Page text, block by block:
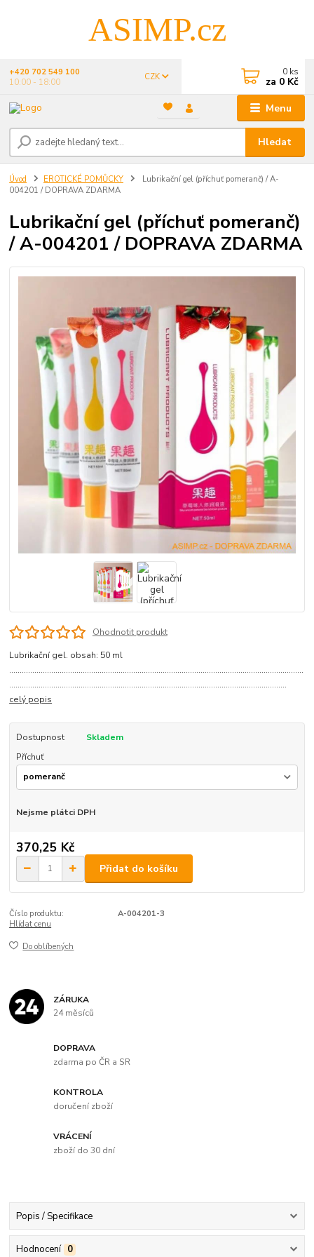
ASIMP.cz
Menu
CZK
Hledat
+420 702 549 100
10:00 - 18:00
0 ks
za 0 Kč
Úvod EROTICKÉ POMŮCKY
Lubrikační gel (příchuť pomeranč) / A-
004201 / DOPRAVA ZDARMA
Lubrikační gel (příchuť pomeranč)
/ A-004201 / DOPRAVA ZDARMA
Ohodnotit produkt
Lubrikační gel. obsah: 50 ml
............................................................................................................................................
....................................................................................................................................
celý popis
Dostupnost
Skladem
Příchuť
Nejsme plátci DPH
370,25 Kč
Přidat do košíku
Číslo produktu:
A-004201-3
Hlídat cenu
Do oblíbených
ZÁRUKA
24 měsíců
DOPRAVA
zdarma po ČR a SR
KONTROLA
doručení zboží
VRÁCENÍ
zboží do 30 dní
Popis / Specifikace
Hodnocení 0